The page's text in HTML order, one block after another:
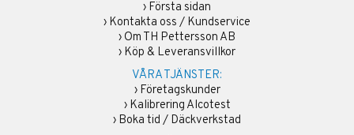
› Första sidan
› Kontakta oss / Kundservice
› Om TH Pettersson AB
› Köp & Leveransvillkor
VÅRA TJÄNSTER:
› Företagskunder
› Kalibrering Alcotest
› Boka tid / Däckverkstad